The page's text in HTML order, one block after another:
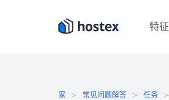
特征
家 常见问题解答 任务